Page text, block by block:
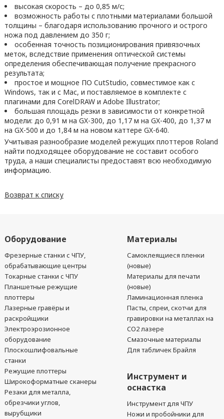
высокая скорость – до 0,85 м/с;
возможность работы с плотными материалами большой
толщины – благодаря использованию прочного и острого
ножа под давлением до 350 г;
особенная точность позиционирования привязочных
меток, вследствие применения оптической системы
определения обеспечивающая получение прекрасного
результата;
простое и мощное ПО CutStudio, совместимое как с
Windows, так и с Мас, и поставляемое в комплекте с
плагинами для CorelDRAW и Adobe Illustrator;
большая площадь резки в зависимости от конкретной
модели: до 0,91 м на GX-300, до 1,17 м на GX-400, до 1,37 м
на GX-500 и до 1,84 м на новом каттере GX-640.
Учитывая разнообразие моделей режущих плоттеров Roland
найти подходящее оборудование не составит особого
труда, а наши специалисты предоставят всю необходимую
информацию.
Возврат к списку
Оборудование
Фрезерные станки с ЧПУ,
обрабатывающие центры
Токарные станки с ЧПУ
Планшетные режущие
плоттеры
Лазерные гравёры и
раскройщики
Электроэрозионное
оборудование
Плоскошлифовальные
станки
Режущие плоттеры
Широкоформатные сканеры
Резаки для металла,
обрезчики углов,
вырубщики
Материалы
Самоклеящиеся пленки
(новые)
Материалы для печати
(новые)
Ламинационная пленка
Пасты, спреи, скотчи для
гравировки на металлах на
CO2 лазере
Смазочные материалы
Для табличек Брайля
Инструмент и
оснастка
Инструмент для ЧПУ
Ножи и пробойники для